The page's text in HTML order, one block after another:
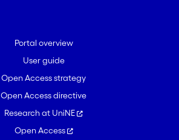
Portal overview
User guide
Open Access strategy
Open Access directive
Research at UniNE
Open Access